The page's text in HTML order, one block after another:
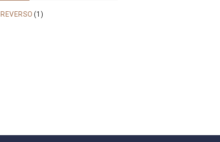
REVERSO (1)